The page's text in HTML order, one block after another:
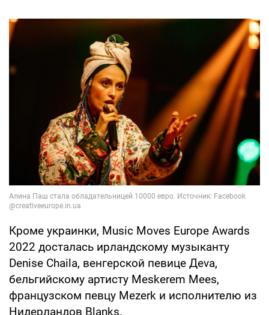
Кроме украинки, Music Moves Europe Awards
2022 досталась ирландскому музыканту
Denise Chaila, венгерской певице Дeva,
бельгийскому артисту Meskerem Mees,
французском певцу Mezerk и исполнителю из
Нидерландов Blanks.